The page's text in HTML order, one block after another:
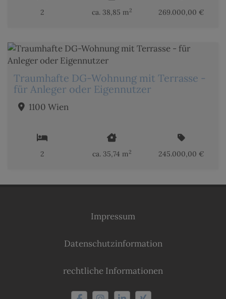
2 ca. 38,85 m 2 269.000,00 €
Traumhafte DG-Wohnung mit Terrasse -
für Anleger oder Eigennutzer
1100 Wien
2 ca. 35,74 m2 245.000,00 €
Impressum
Datenschutzinformation
rechtliche Informationen